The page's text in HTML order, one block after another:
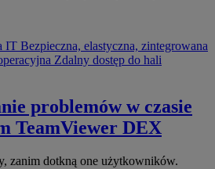
IT Bezpieczna, elastyczna, zintegrowana
Zdalny dostęp do hali
problemów w czasie
TeamViewer DEX
zanim dotkną one użytkowników.